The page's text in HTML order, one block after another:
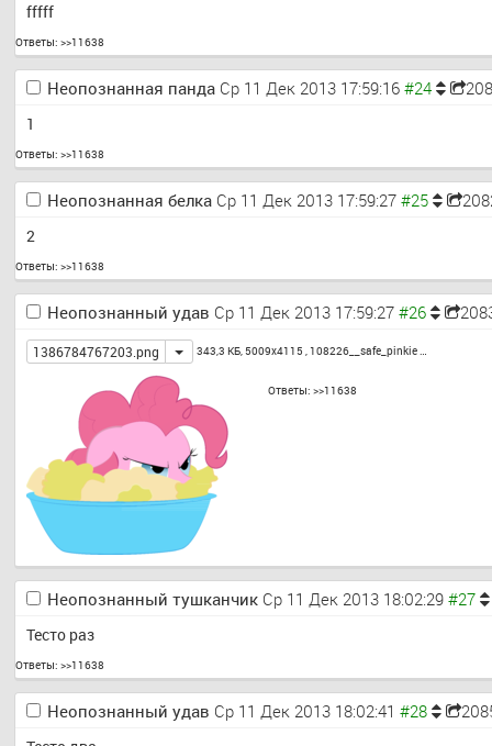
fffff
Ответы: >>11638
Неопознанная панда Ср 11 Дек 2013 17:59:16
1
Ответы: >>11638
Неопознанная белка Ср 11 Дек 2013 17:59:27
2
Ответы: >>11638
Неопознанный удав Ср 11 Дек 2013 17:59:27
1386784767203.png Toggle
343,3 КБ, 5009x4115 , 108226__safe_pinkie …
Ответы: >>11638
Неопознанный тушканчик Ср 11 Дек 2013 18:02:29
Тесто раз
Ответы: >>11638
Неопознанный удав Ср 11 Дек 2013 18:02:41